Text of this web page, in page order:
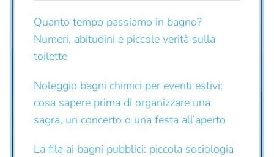
Quanto tempo passiamo in bagno?
Numeri, abitudini e piccole verità sulla
toilette
Noleggio bagni chimici per eventi estivi:
cosa sapere prima di organizzare una
sagra, un concerto o una festa all’aperto
La fila ai bagni pubblici: piccola sociologia